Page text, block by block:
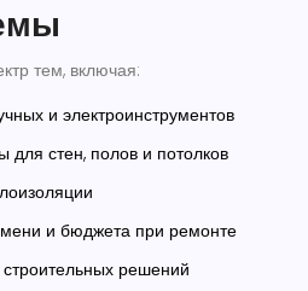
тем, включая:
и электроинструментов
стен, полов и потолков
и бюджета при ремонте
решений